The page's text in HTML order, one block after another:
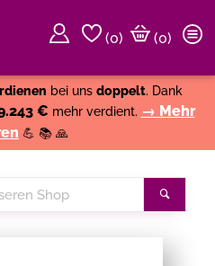
(0)
(0)
bei uns doppelt. Dank
€ mehr verdient. → Mehr
💪 📚 🙏